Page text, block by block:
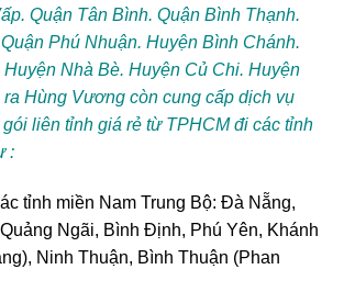
Quận Tân Bình. Quận Bình Thạnh.
Phú Nhuận. Huyện Bình Chánh.
Nhà Bè. Huyện Củ Chi. Huyện
Hùng Vương còn cung cấp dịch vụ
liên tỉnh giá rẻ từ TPHCM đi các tỉnh
:
tỉnh miền Nam Trung Bộ: Đà Nẵng,
Ngãi, Bình Định, Phú Yên, Khánh
Ninh Thuận, Bình Thuận (Phan